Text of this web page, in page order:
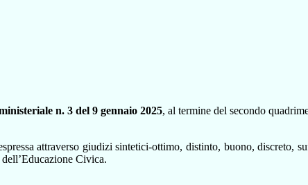
n. 3 del 9 gennaio 2025, al termine del secondo
attraverso giudizi sintetici-ottimo, distinto, buono,
Civica.